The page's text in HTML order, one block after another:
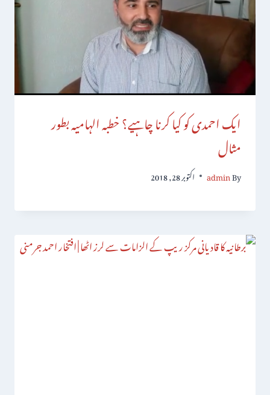
ایک احمدی کو کیا کرنا چاہیے؟ خطبہ الہامیہ بطور
مثال
By
admin اکتوبر 28, 2018